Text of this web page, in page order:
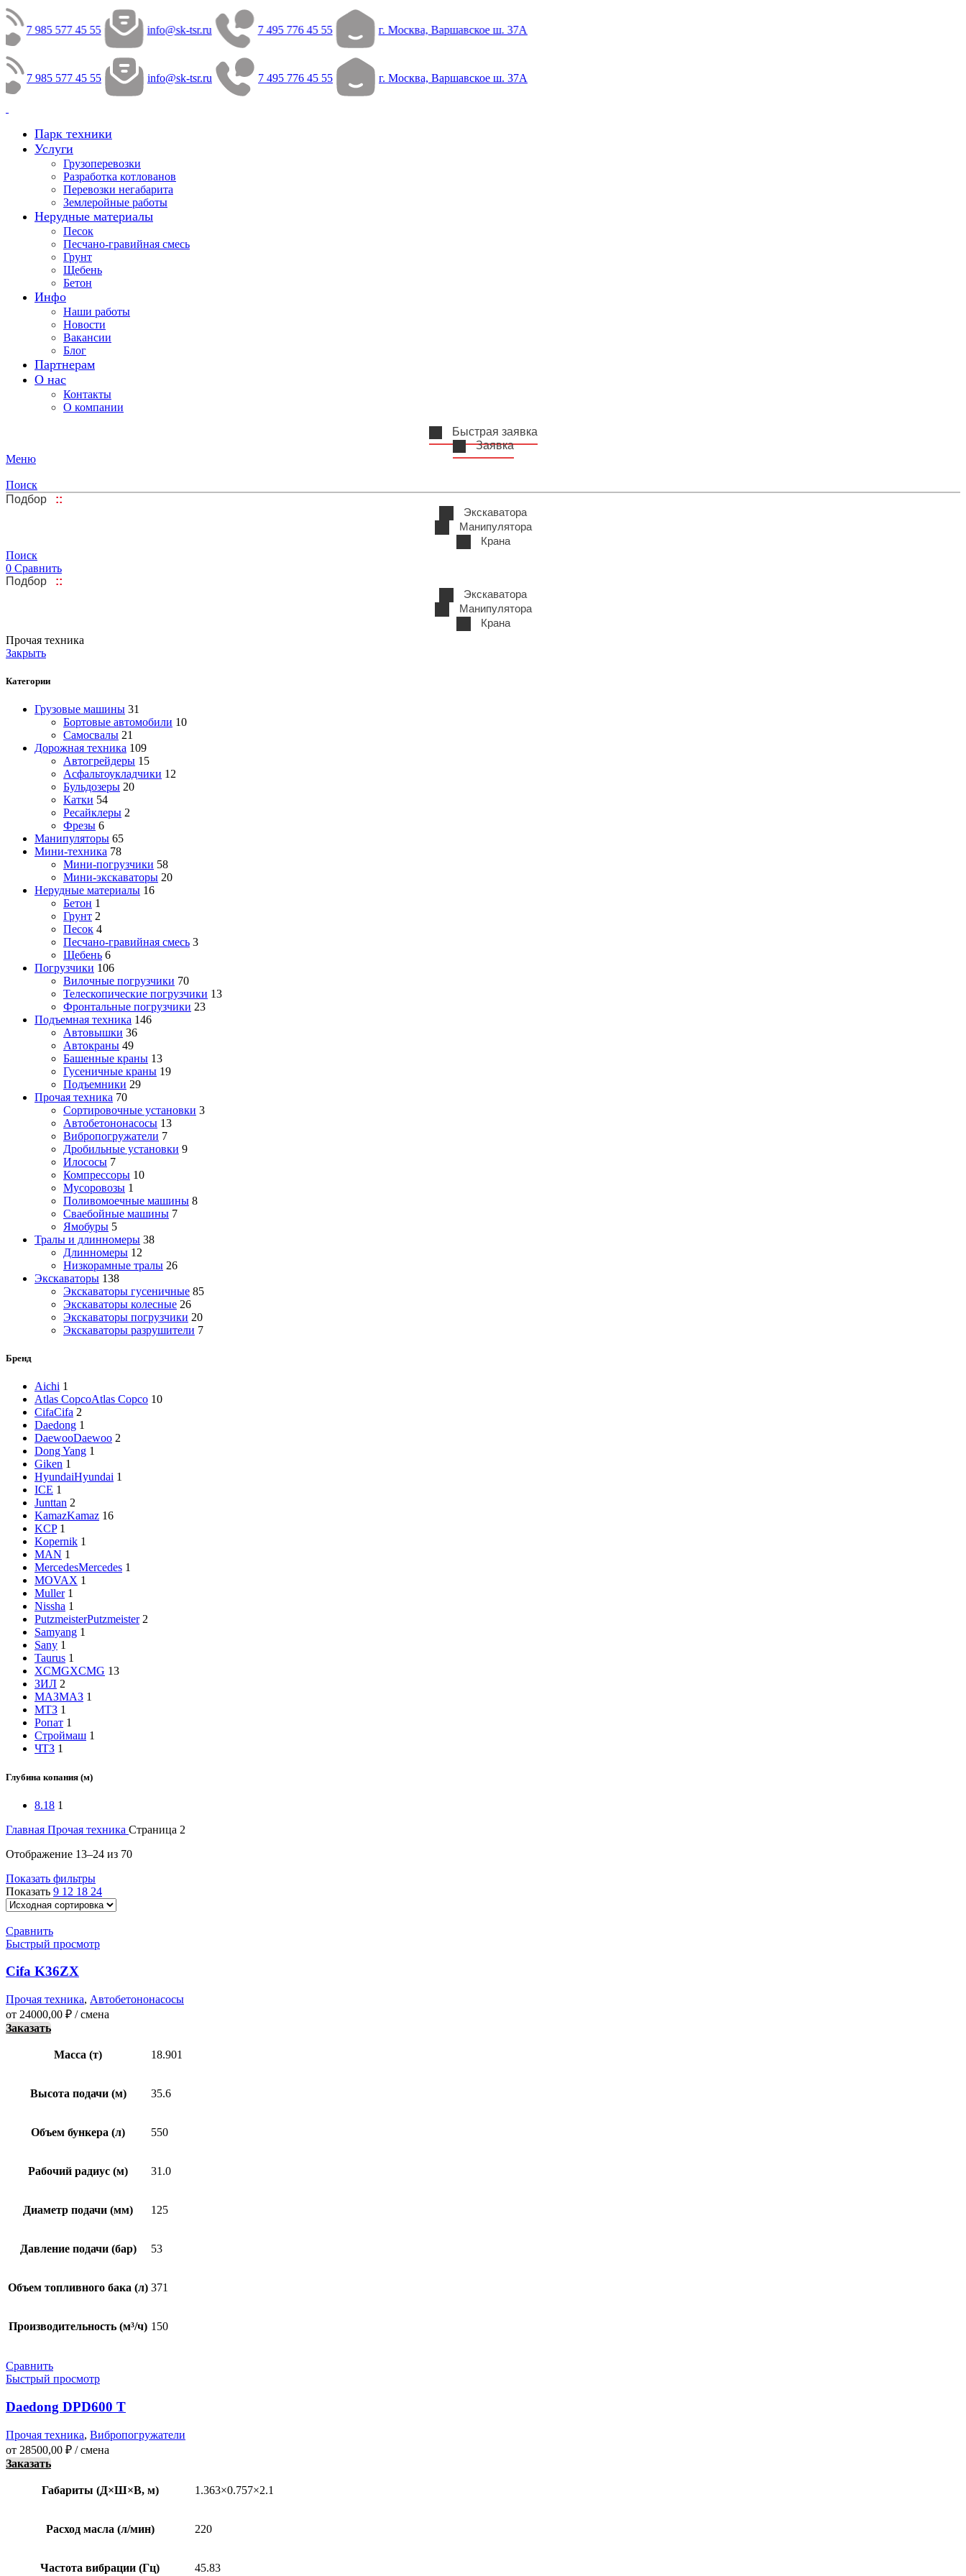
7 985 577 45 55 info@sk-tsr.ru 7 495 776 45 55 г. Москва, Варшавское ш. 37А
7 985 577 45 55 info@sk-tsr.ru 7 495 776 45 55 г. Москва, Варшавское ш. 37А
Парк техники
Услуги
Грузоперевозки
Разработка котлованов
Перевозки негабарита
Землеройные работы
Нерудные материалы
Песок
Песчано-гравийная смесь
Грунт
Щебень
Бетон
Инфо
Наши работы
Новости
Вакансии
Блог
Партнерам
О нас
Контакты
О компании
Быстрая заявка
Заявка
Меню
Поиск
Подбор
::
Экскаватора
Манипулятора
Крана
Поиск
0 Сравнить
Подбор
::
Экскаватора
Манипулятора
Крана
Прочая техника
Закрыть
Категории
Грузовые машины 31
Бортовые автомобили 10
Самосвалы 21
Дорожная техника 109
Автогрейдеры 15
Асфальтоукладчики 12
Бульдозеры 20
Катки 54
Ресайклеры 2
Фрезы 6
Манипуляторы 65
Мини-техника 78
Мини-погрузчики 58
Мини-экскаваторы 20
Нерудные материалы 16
Бетон 1
Грунт 2
Песок 4
Песчано-гравийная смесь 3
Щебень 6
Погрузчики 106
Вилочные погрузчики 70
Телескопические погрузчики 13
Фронтальные погрузчики 23
Подъемная техника 146
Автовышки 36
Автокраны 49
Башенные краны 13
Гусеничные краны 19
Подъемники 29
Прочая техника 70
Cортировочные установки 3
Автобетононасосы 13
Вибропогружатели 7
Дробильные установки 9
Илососы 7
Компрессоры 10
Мусоровозы 1
Поливомоечные машины 8
Сваебойные машины 7
Ямобуры 5
Тралы и длинномеры 38
Длинномеры 12
Низкорамные тралы 26
Экскаваторы 138
Экскаваторы гусеничные 85
Экскаваторы колесные 26
Экскаваторы погрузчики 20
Экскаваторы разрушители 7
Бренд
Aichi 1
Atlas CopcoAtlas Copco 10
CifaCifa 2
Daedong 1
DaewooDaewoo 2
Dong Yang 1
Giken 1
HyundaiHyundai 1
ICE 1
Junttan 2
KamazKamaz 16
KCP 1
Kopernik 1
MAN 1
MercedesMercedes 1
MOVAX 1
Muller 1
Nissha 1
PutzmeisterPutzmeister 2
Samyang 1
Sany 1
Taurus 1
XCMGXCMG 13
ЗИЛ 2
МАЗМАЗ 1
МТЗ 1
Ропат 1
Строймаш 1
ЧТЗ 1
Глубина копания (м)
8.18 1
Главная Прочая техника Страница 2
Отображение 13–24 из 70
Показать фильтры
Показать 9 12 18 24
Сравнить
Быстрый просмотр
Cifa K36ZX
Прочая техника, Автобетононасосы
от 24000,00 ₽ / смена
Заказать
Масса (т) 18.901
Высота подачи (м) 35.6
Объем бункера (л) 550
Рабочий радиус (м) 31.0
Диаметр подачи (мм) 125
Давление подачи (бар) 53
Объем топливного бака (л) 371
Производительность (м³/ч) 150
Сравнить
Быстрый просмотр
Daedong DPD600 T
Прочая техника, Вибропогружатели
от 28500,00 ₽ / смена
Заказать
Габариты (Д×Ш×В, м) 1.363×0.757×2.1
Расход масла (л/мин) 220
Частота вибрации (Гц) 45.83